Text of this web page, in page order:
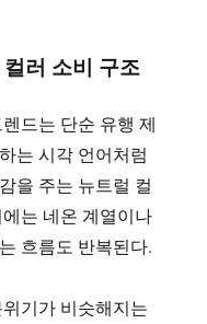
러 소비 구조
드는 단순 유행 제
는 시각 언어처럼
을 주는 뉴트럴 컬
는 네온 계열이나
흐름도 반복된다.
기가 비슷해지는